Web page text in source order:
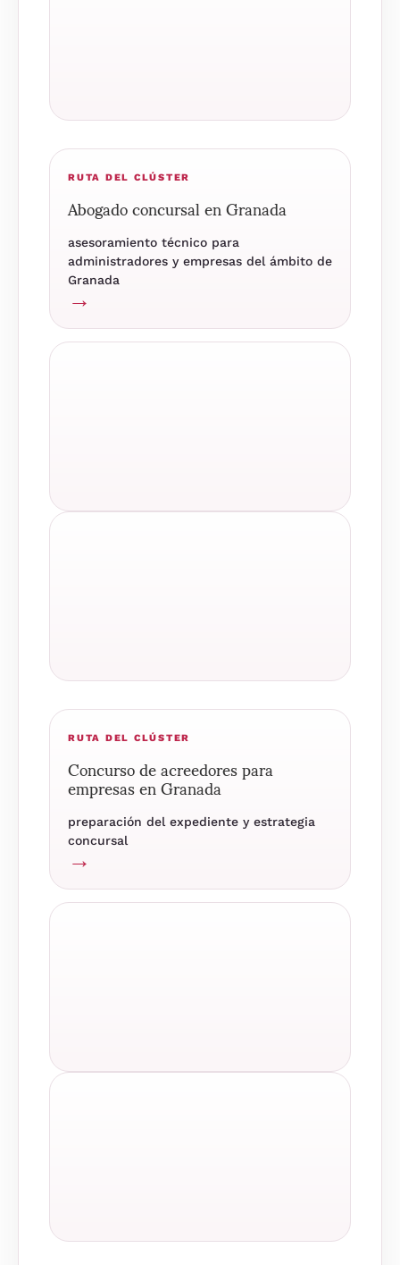
RUTA DEL CLÚSTER
Abogado concursal en Granada
asesoramiento técnico para
administradores y empresas del ámbito de
Granada
→
RUTA DEL CLÚSTER
Concurso de acreedores para
empresas en Granada
preparación del expediente y estrategia
concursal
→